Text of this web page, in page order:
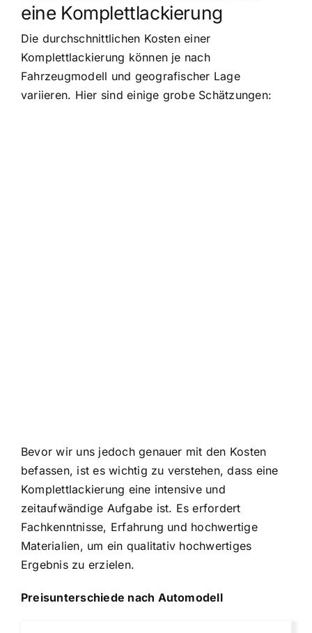
eine Komplettlackierung
Die durchschnittlichen Kosten einer
Komplettlackierung können je nach
Fahrzeugmodell und geografischer Lage
variieren. Hier sind einige grobe Schätzungen:
Bevor wir uns jedoch genauer mit den Kosten
befassen, ist es wichtig zu verstehen, dass eine
Komplettlackierung eine intensive und
zeitaufwändige Aufgabe ist. Es erfordert
Fachkenntnisse, Erfahrung und hochwertige
Materialien, um ein qualitativ hochwertiges
Ergebnis zu erzielen.
Preisunterschiede nach Automodell